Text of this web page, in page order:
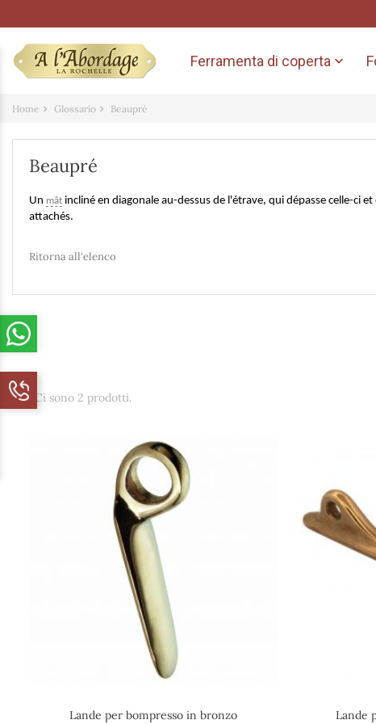
Ferramenta di coperta 
Home Glossario Beaupré
Beaupré
Un mât incliné en diagonale au-dessus de l'étrave, qui dépasse celle-ci
attachés.
Ritorna all'elenco
Ci sono 2 prodotti.
Lande per bompresso in bronzo Lande